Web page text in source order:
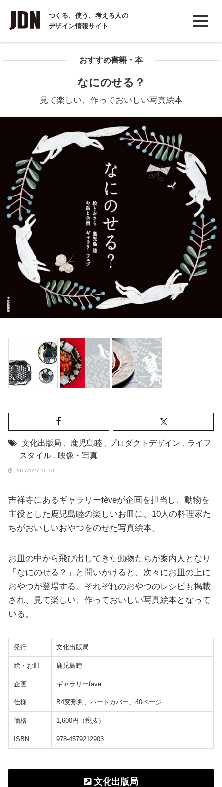
つくる、使う、考える人の
デザイン情報サイト
INTERVIEW
インタビュー
COLUMN
おすすめ書籍・本
なにのせる？
見て楽しい、作っておいしい写真絵本
文化出版局 , 鹿児島睦 , プロダクトデザイン , ライフ
スタイル , 映像・写真
2017/1/27 10:10
吉祥寺にあるギャラリーfèveが企画を担当し、動物を
主役とした鹿児島睦の楽しいお皿に、10人の料理家た
ちがおいしいおやつをのせた写真絵本。
お皿の中から飛び出してきた動物たちが案内人となり
「なにのせる？」と問いかけると、次々にお皿の上に
おやつが登場する。それぞれのおやつのレシピも掲載
され、見て楽しい、作っておいしい写真絵本となって
いる。
発行 文化出版局
絵・お皿 鹿児島睦
企画 ギャラリーfave
仕様 B4変形判、ハードカバー、40ページ
価格 1,600円（税抜）
ISBN 978-4579212903
文化出版局